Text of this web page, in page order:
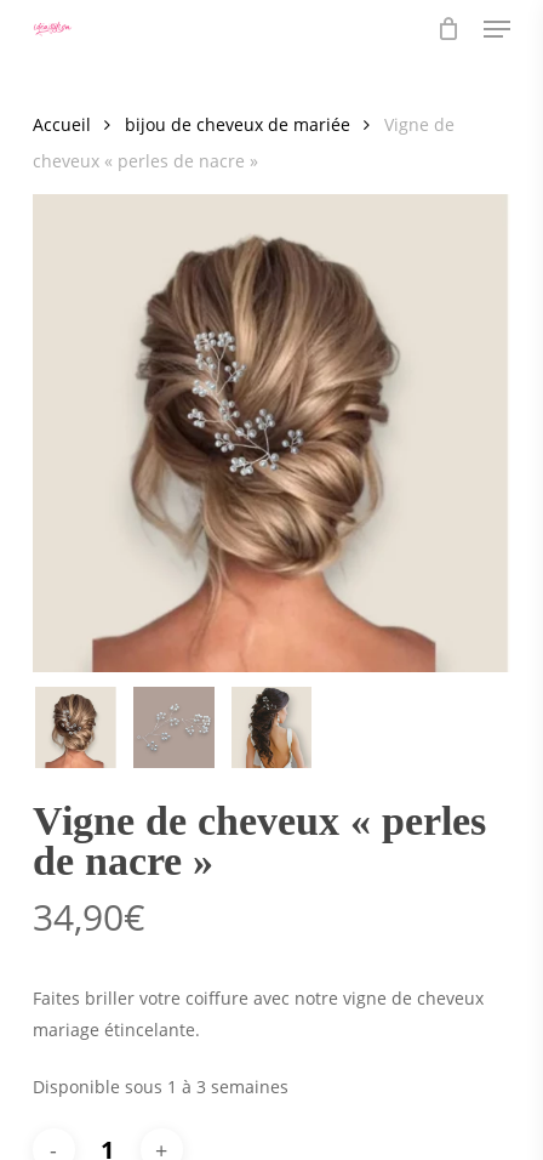
Menu
Accueil bijou de cheveux de mariée
Vigne de
cheveux « perles de nacre »
Vigne de cheveux « perles
de nacre »
34,90€
Faites briller votre coiffure avec notre vigne de cheveux
mariage étincelante.
Disponible sous 1 à 3 semaines